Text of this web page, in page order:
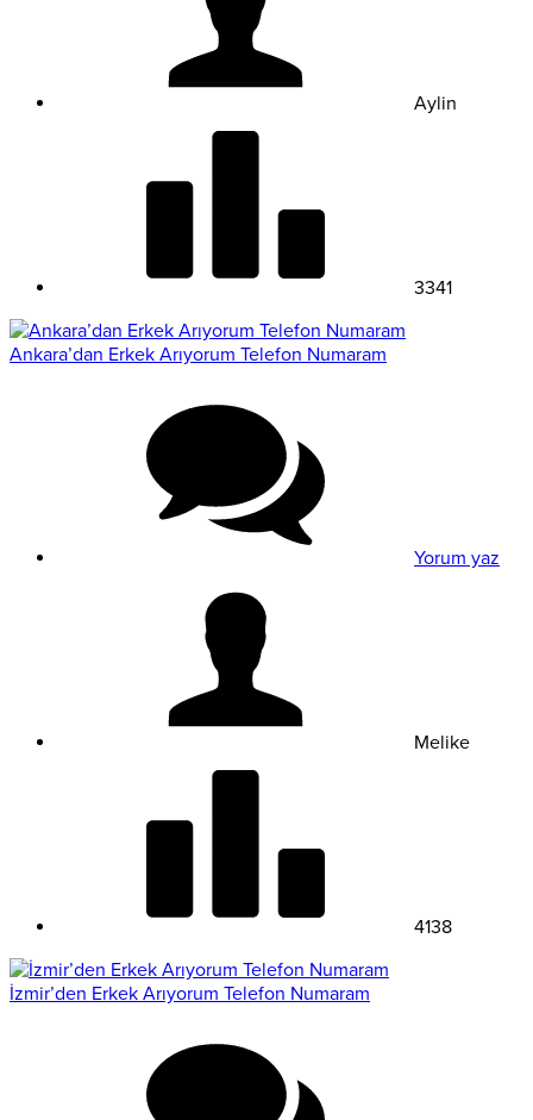
Aylin
3341
Ankara’dan Erkek Arıyorum Telefon Numaram
Yorum yaz
Melike
4138
İzmir’den Erkek Arıyorum Telefon Numaram